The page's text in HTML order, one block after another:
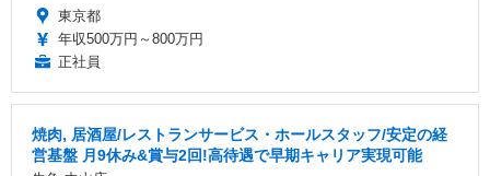
東京都
年収500万円～800万円
正社員
焼肉, 居酒屋/レストランサービス・ホールスタッフ/安定の経
営基盤 月9休み&賞与2回!高待遇で早期キャリア実現可能